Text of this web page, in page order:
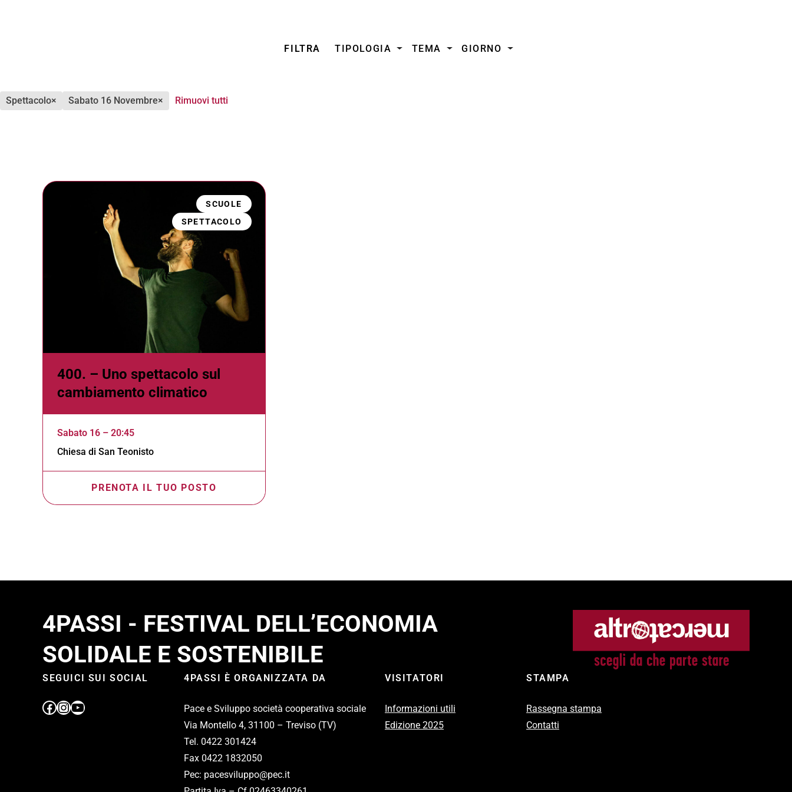
FILTRA TIPOLOGIA TEMA GIORNO
spettacolo× sabato 16 Novembre× Rimuovi tutti
SCUOLE
SPETTACOLO
400. – Uno spettacolo sul
cambiamento climatico
Sabato 16 – 20:45
Chiesa di San Teonisto
PRENOTA IL TUO POSTO
4PASSI - FESTIVAL DELL’ECONOMIA
SOLIDALE E SOSTENIBILE
SEGUICI SUI SOCIAL 4PASSI È ORGANIZZATA DA
Pace e Sviluppo società cooperativa sociale
Via Montello 4, 31100 – Treviso (TV)
Tel. 0422 301424
Fax 0422 1832050
Pec: pacesviluppo@pec.it
VISITATORI
Informazioni utili
Edizione 2025
STAMPA
Rassegna stampa
Contatti